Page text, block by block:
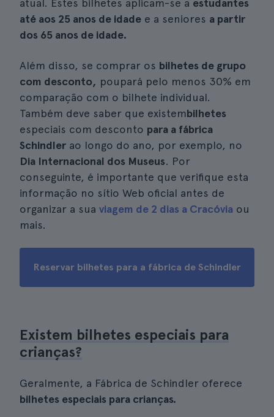
atual. Estes bilhetes aplicam-se a estudantes
até aos 25 anos de idade e a seniores a partir
dos 65 anos de idade.
Além disso, se comprar os bilhetes de grupo
com desconto, poupará pelo menos 30% em
comparação com o bilhete individual.
Também deve saber que existembilhetes
especiais com desconto para a fábrica
Schindler ao longo do ano, por exemplo, no
Dia Internacional dos Museus. Por
conseguinte, é importante que verifique esta
informação no sítio Web oficial antes de
organizar a sua viagem de 2 dias a Cracóvia ou
mais.
Reservar bilhetes para a fábrica de Schindler
Existem bilhetes especiais para
crianças?
Geralmente, a Fábrica de Schindler oferece
bilhetes especiais para crianças.